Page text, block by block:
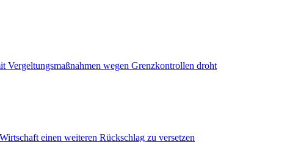
Vergeltungsmaßnahmen wegen Grenzkontrollen droht
einen weiteren Rückschlag zu versetzen